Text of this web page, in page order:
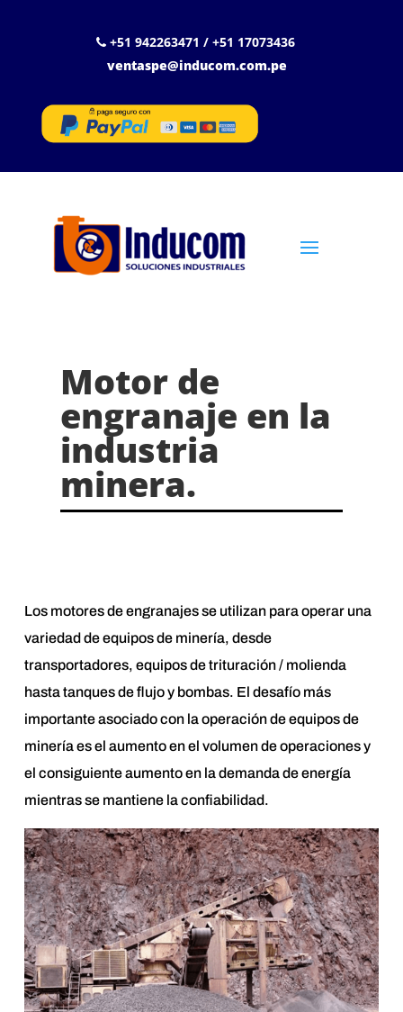
+51 942263471 / +51 17073436
ventaspe@inducom.com.pe
Motor de
engranaje en la
industria
minera.
Los motores de engranajes se utilizan para operar una
variedad de equipos de minería, desde
transportadores, equipos de trituración / molienda
hasta tanques de flujo y bombas. El desafío más
importante asociado con la operación de equipos de
minería es el aumento en el volumen de operaciones y
el consiguiente aumento en la demanda de energía
mientras se mantiene la confiabilidad.